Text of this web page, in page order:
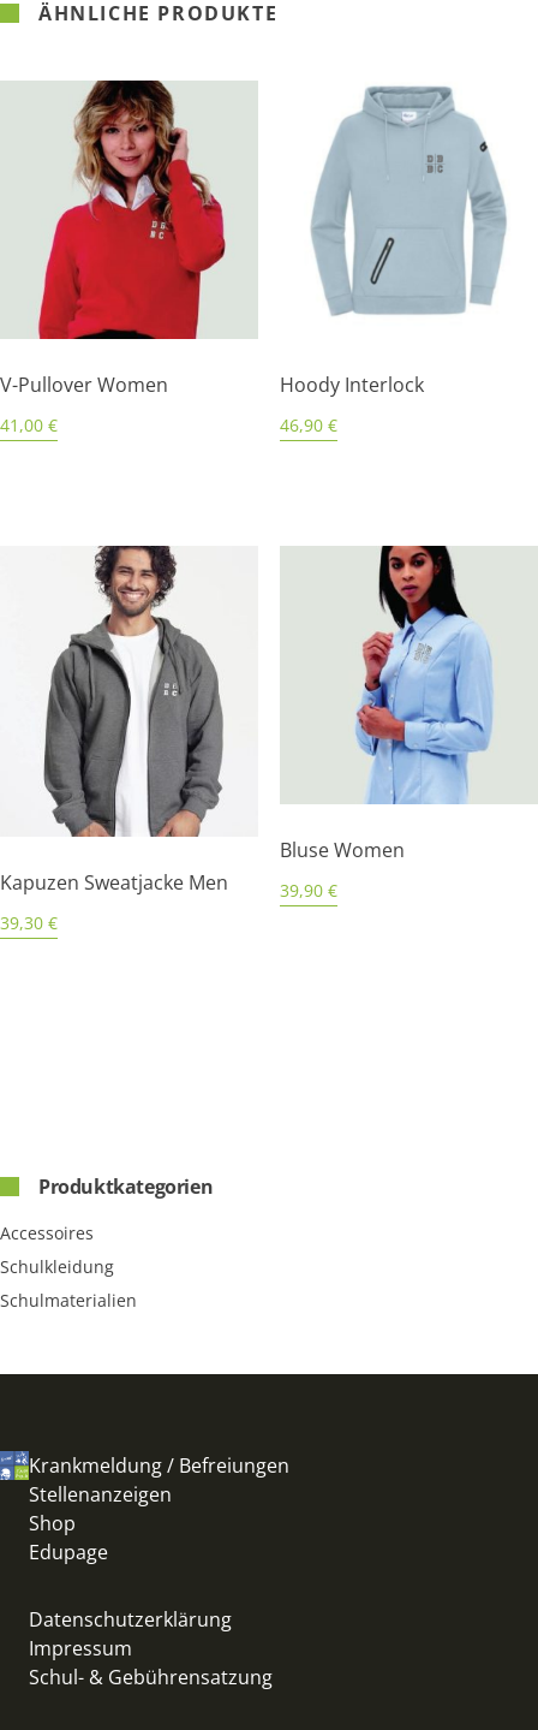
ÄHNLICHE PRODUKTE
V-Pullover Women
41,00 €
Hoody Interlock
46,90 €
Kapuzen Sweatjacke Men
39,30 €
Bluse Women
39,90 €
Produktkategorien
Accessoires
Schulkleidung
Schulmaterialien
Krankmeldung / Befreiungen
Stellenanzeigen
Shop
Edupage
Datenschutzerklärung
Impressum
Schul- & Gebührensatzung